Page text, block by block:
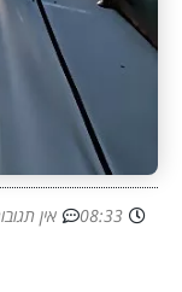
08:33 אין